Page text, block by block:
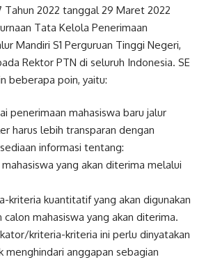
Tahun 2022 tanggal 29 Maret 2022
Tata Kelola Penerimaan
Mandiri S1 Perguruan Tinggi Negeri,
Rektor PTN di seluruh Indonesia. SE
beberapa poin, yaitu:
penerimaan mahasiswa baru jalur
harus lebih transparan dengan
informasi tentang:
yang akan diterima melalui
kriteria kuantitatif yang akan digunakan
mahasiswa yang akan diterima.
kriteria-kriteria ini perlu dinyatakan
menghindari anggapan sebagian